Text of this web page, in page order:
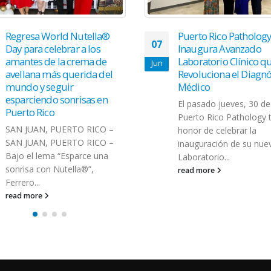
Puerto Rico Pathology
Inaugura Avanzado
Laboratorio Clínico que
Revoluciona el Diagnóstico
Médico
El pasado jueves, 30 de mayo,
Puerto Rico Pathology tuvo el
honor de celebrar la
inauguración de su nuevo
Laboratorio...
read more
27
Nov
Puerto Rico recibe
en subvenciones de la
Comisión para la
Cooperación
América del Norte
Dos proyectos
puertorriqueños
de las once iniciativas
ambientales
relacionadas con la
adaptación ante eventos